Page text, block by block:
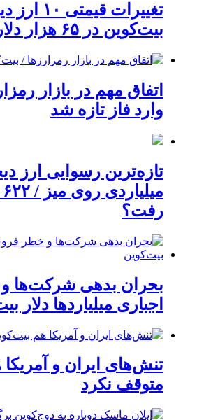
تغییرات
بیت‌کوین در ۶۵ هزار دلار مقاومت کرد؟
اتفاق مهم در بازار
وارد فاز تازه شد
تازه‌ترین رسوایی ارز
رفت؟
بحران بدهی شرکت‌ها
اجباری میلیاردها دلار
تنش‌های ایران و آمریکا
متوقف نکرد